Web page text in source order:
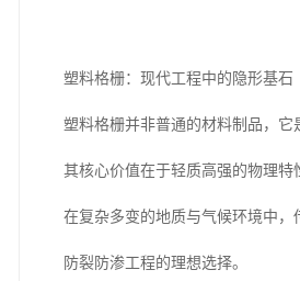
塑料格栅：现代工程中的隐形基石
塑料格栅并非普通的材料制品，它
其核心价值在于轻质高强的物理特
在复杂多变的地质与气候环境中
防裂防渗工程的理想选择。